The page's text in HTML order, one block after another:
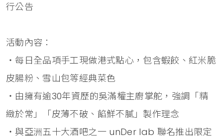
行公告
活動內容：
‧每日全品項手工現做港式點心，包含蝦餃、紅米脆
皮腸粉、雪山包等經典菜色
‧由擁有逾30年資歷的吳滿權主廚掌舵，強調「精
緻於常」「皮薄不破、餡鮮不膩」製作理念
‧與亞洲五十大酒吧之一 unDer lab 聯名推出限定